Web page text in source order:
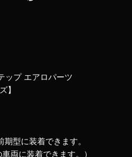
ップ エアロパーツ
】
型に装着できます。
両に装着できます。）